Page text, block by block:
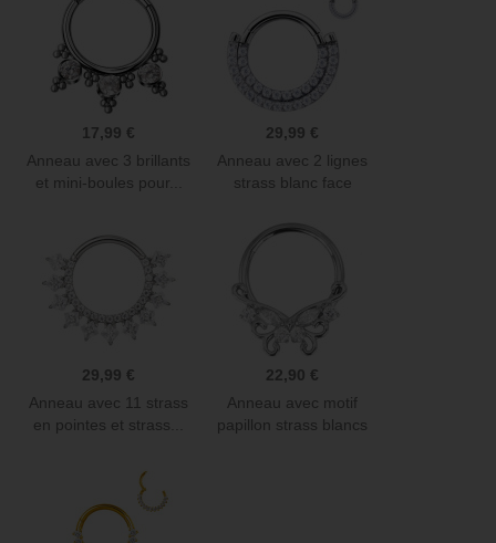
17,99 €
Anneau avec 3 brillants
et mini-boules pour...
29,99 €
Anneau avec 2 lignes
strass blanc face
29,99 €
Anneau avec 11 strass
en pointes et strass...
22,90 €
Anneau avec motif
papillon strass blancs